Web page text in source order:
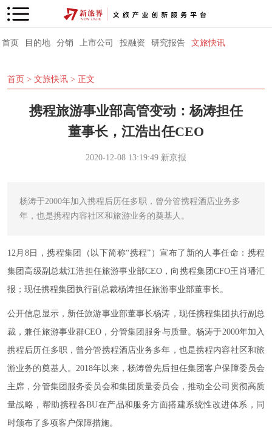
首页 目的地 分销 上市公司 投融资 研究报告 文旅快讯
首页 > 文旅快讯 > 正文
携程旅游事业部高管变动：杨涛担任
董事长，江浩出任CEO
2020-12-08 13:19:49 新京报
杨涛于2000年加入携程后历任多职，曾分管携程酒店业务多
年，也是携程内容社区和旅游业务的奠基人。
12月8日，携程集团（以下简称“携程”）宣布了新的人事任命：携程
集团高级副总裁江浩担任旅游事业部CEO，向携程集团CFO王肖璠汇
报；现任携程集团执行副总裁杨涛担任旅游事业部董事长。
公开信息显示，新任旅游事业部董事长杨涛，现任携程集团执行副总
裁，兼任旅游事业群CEO，分管集团服务与质量。杨涛于2000年加入
携程后历任多职，曾分管携程酒店业务多年，也是携程内容社区和旅
游业务的奠基人。2018年以来，杨涛曾先后担任集团客户保障委员会
主席，分管集团服务委员会和集团质量委员会，推动全公司贯彻高质
量战略，帮助携程各BU在产品和服务方面搭建系统性改进体系，同
时颁布了多项客户保障措施。